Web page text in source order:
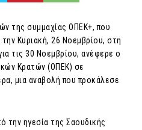
της συμμαχίας ΟΠΕΚ+, που
Κυριακή, 26 Νοεμβρίου, στη
τις 30 Νοεμβρίου, ανέφερε ο
Κρατών (ΟΠΕΚ) σε
μια αναβολή που προκάλεσε
την ηγεσία της Σαουδικής